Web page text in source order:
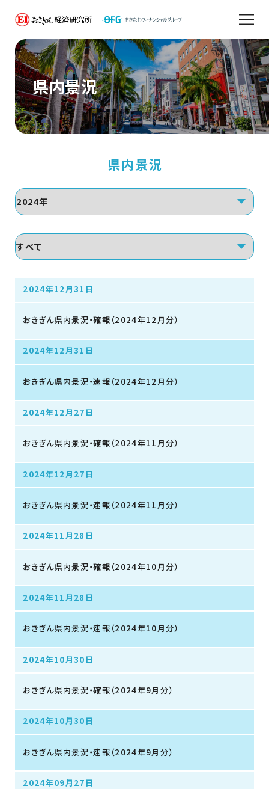
県内景況
県内景況
2024年12月31日
おきぎん県内景況・確報（2024年12月分）
2024年12月31日
おきぎん県内景況・速報（2024年12月分）
2024年12月27日
おきぎん県内景況・確報（2024年11月分）
2024年12月27日
おきぎん県内景況・速報（2024年11月分）
2024年11月28日
おきぎん県内景況・確報（2024年10月分）
2024年11月28日
おきぎん県内景況・速報（2024年10月分）
2024年10月30日
おきぎん県内景況・確報（2024年9月分）
2024年10月30日
おきぎん県内景況・速報（2024年9月分）
2024年09月27日